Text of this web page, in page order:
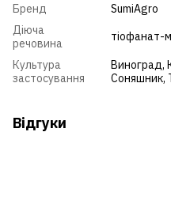
Бренд
SumiAgro
Діюча
речовина
тіофанат-
Культура
застосування
Виноград,
Соняшник,
Відгуки